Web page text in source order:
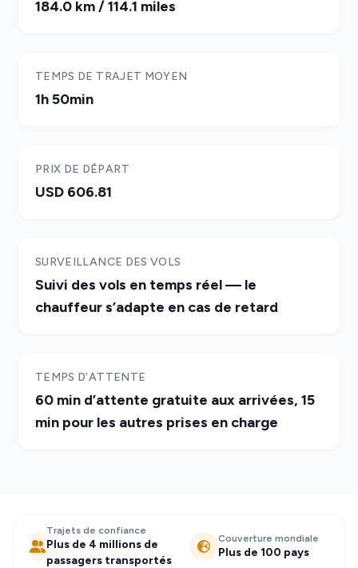
184.0 km / 114.1 miles
TEMPS DE TRAJET MOYEN
1h 50min
PRIX DE DÉPART
USD 606.81
SURVEILLANCE DES VOLS
Suivi des vols en temps réel — le
chauffeur s’adapte en cas de retard
TEMPS D’ATTENTE
60 min d’attente gratuite aux arrivées, 15
min pour les autres prises en charge
Trajets de confiance
Plus de 4 millions de
passagers transportés
Couverture mondiale
Plus de 100 pays